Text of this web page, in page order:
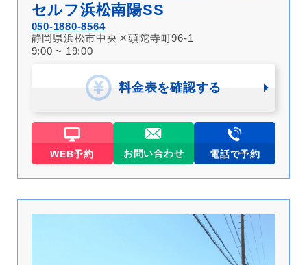
セルフ浜松南陽SS
050-1880-8564
静岡県浜松市中央区頭陀寺町96-1
9:00 ~ 19:00
料金表を確認する
WEB予約 お問い合わせ 電話で予約